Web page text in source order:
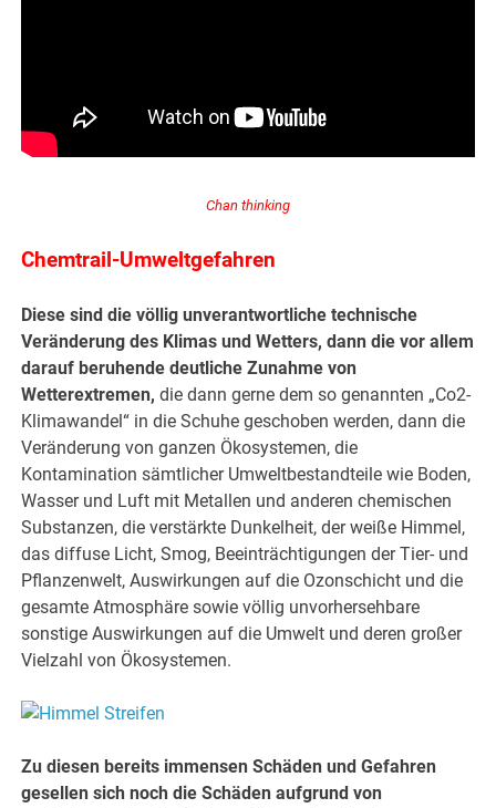
Chan thinking
Chemtrail-Umweltgefahren
Diese sind die völlig unverantwortliche technische
Veränderung des Klimas und Wetters, dann die vor allem
darauf beruhende deutliche Zunahme von
Wetterextremen, die dann gerne dem so genannten „Co2-
Klimawandel“ in die Schuhe geschoben werden, dann die
Veränderung von ganzen Ökosystemen, die
Kontamination sämtlicher Umweltbestandteile wie Boden,
Wasser und Luft mit Metallen und anderen chemischen
Substanzen, die verstärkte Dunkelheit, der weiße Himmel,
das diffuse Licht, Smog, Beeinträchtigungen der Tier- und
Pflanzenwelt, Auswirkungen auf die Ozonschicht und die
gesamte Atmosphäre sowie völlig unvorhersehbare
sonstige Auswirkungen auf die Umwelt und deren großer
Vielzahl von Ökosystemen.
Zu diesen bereits immensen Schäden und Gefahren
gesellen sich noch die Schäden aufgrund von